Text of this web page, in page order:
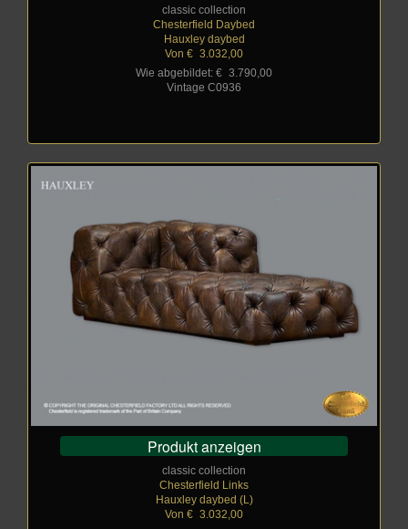
classic collection
Chesterfield Daybed
Hauxley daybed
Von € 3.032,00
Wie abgebildet: € 3.790,00
Vintage C0936
Produkt anzeigen
classic collection
Chesterfield Links
Hauxley daybed (L)
Von € 3.032,00